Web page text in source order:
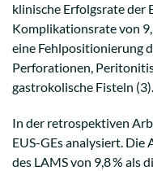
klinische Erfolgsrate der
Komplikationsrate von
eine Fehlpositionierung
Perforationen,
gastrokolische Fisteln (3).
In der retrospektiven
EUS-GEs analysiert.
des LAMS von 9,8 % als